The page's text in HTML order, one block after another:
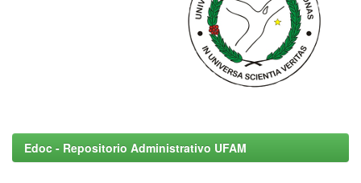
Edoc - Repositorio Administrativo UFAM